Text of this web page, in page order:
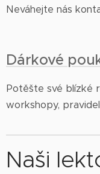
Neváhejte nás
Dárkové
Potěšte své blízké
workshopy,
Naši